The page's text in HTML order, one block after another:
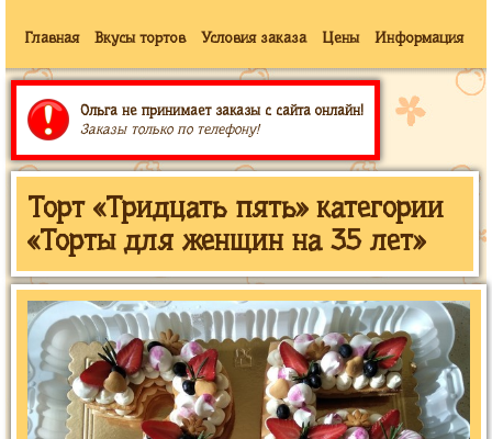
Главная Вкусы тортов Условия заказа Цены Информация
Ольга не принимает заказы с сайта онлайн!
Заказы только по телефону!
Торт «Тридцать пять» категории
«Торты для женщин на 35 лет»